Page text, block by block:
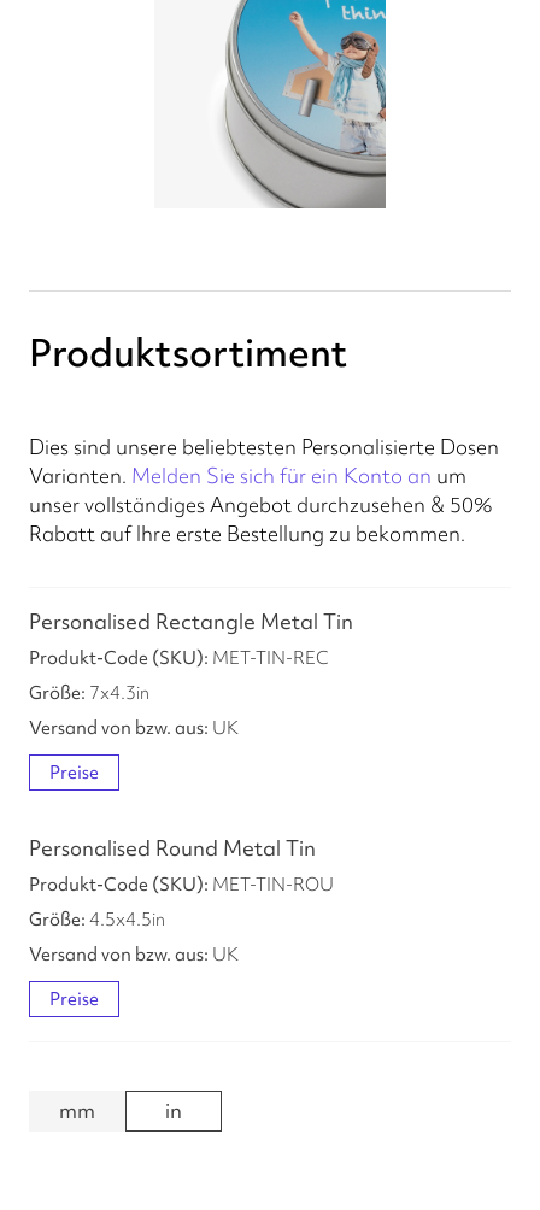
Produktsortiment
Dies sind unsere beliebtesten Personalisierte Dosen
Varianten. Melden Sie sich für ein Konto an um
unser vollständiges Angebot durchzusehen & 50%
Rabatt auf Ihre erste Bestellung zu bekommen.
Personalised Rectangle Metal Tin
MET-TIN-REC
7x4.3in
UK
Preise
Personalised Round Metal Tin
MET-TIN-ROU
4.5x4.5in
UK
Preise
mm in